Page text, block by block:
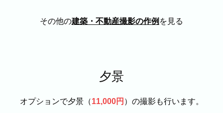
民泊
店舗・会社
その他の建築・不動産撮影の作例 を見る
夕景
オプションで夕景（11,000円 ）の撮影も行います。